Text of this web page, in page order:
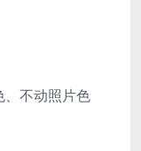
、不动照片色